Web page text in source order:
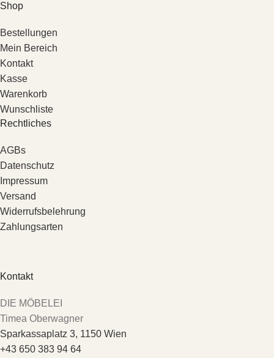
Shop
Bestellungen
Mein Bereich
Kontakt
Kasse
Warenkorb
Wunschliste
Rechtliches
AGBs
Datenschutz
Impressum
Versand
Widerrufsbelehrung
Zahlungsarten
Kontakt
DIE MÖBELEI
Timea Oberwagner
Sparkassaplatz 3, 1150 Wien
+43 650 383 94 64